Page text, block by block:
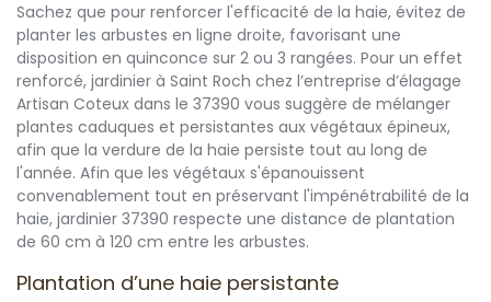
Sachez que pour renforcer l'efficacité de la haie, évitez de
planter les arbustes en ligne droite, favorisant une
disposition en quinconce sur 2 ou 3 rangées. Pour un effet
renforcé, jardinier à Saint Roch chez l’entreprise d’élagage
Artisan Coteux dans le 37390 vous suggère de mélanger
plantes caduques et persistantes aux végétaux épineux,
afin que la verdure de la haie persiste tout au long de
l'année. Afin que les végétaux s'épanouissent
convenablement tout en préservant l'impénétrabilité de la
haie, jardinier 37390 respecte une distance de plantation
de 60 cm à 120 cm entre les arbustes.
Plantation d’une haie persistante